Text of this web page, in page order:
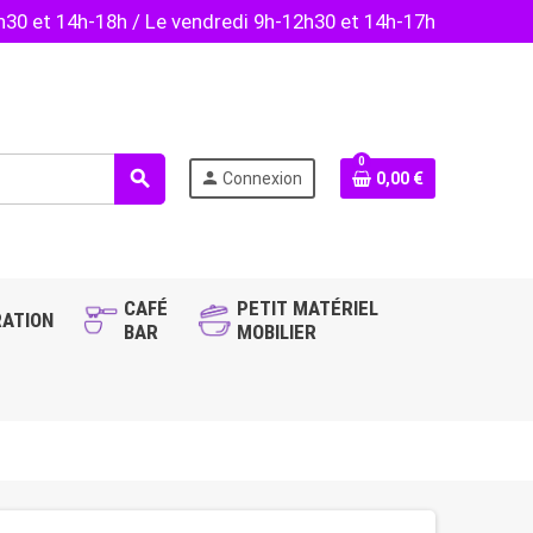
et 14h-18h / Le vendredi 9h-12h30 et 14h-17h
search person Connexion
0
0,00 €
CAFÉ
BAR
PETIT MATÉRIEL
MOBILIER